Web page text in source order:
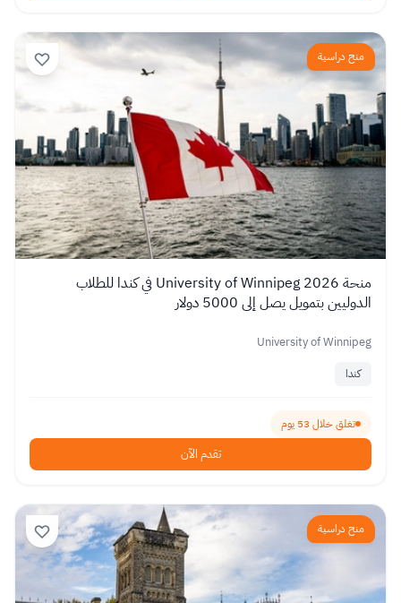
منح دراسية
منحة University of Winnipeg 2026 في كندا للطلاب
الدوليين بتمويل يصل إلى 5000 دولار
University of Winnipeg
كندا
تغلق خلال 53 يوم
تقدم الآن
منح دراسية